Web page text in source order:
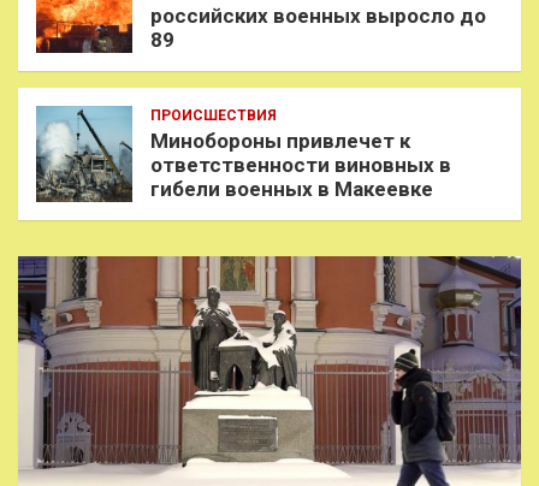
российских военных выросло до
89
ПРОИСШЕСТВИЯ
Минобороны привлечет к
ответственности виновных в
гибели военных в Макеевке